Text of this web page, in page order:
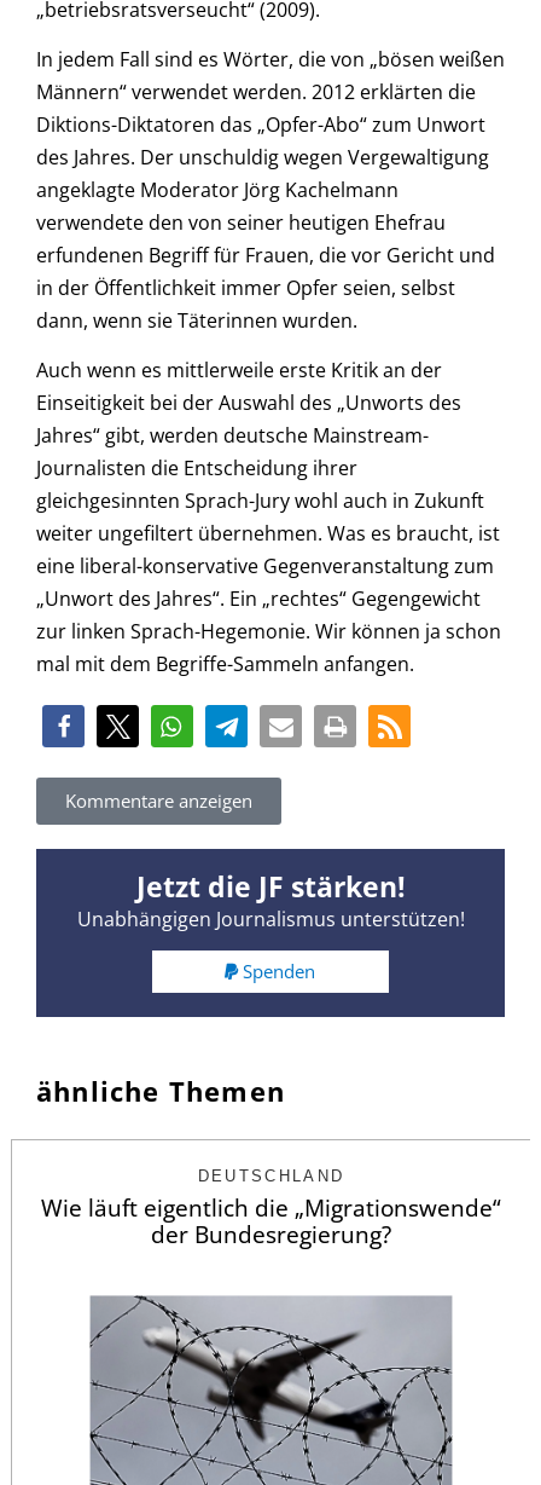
„betriebsratsverseucht“ (2009).
In jedem Fall sind es Wörter, die von „bösen weißen
Männern“ verwendet werden. 2012 erklärten die
Diktions-Diktatoren das „Opfer-Abo“ zum Unwort
des Jahres. Der unschuldig wegen Vergewaltigung
angeklagte Moderator Jörg Kachelmann
verwendete den von seiner heutigen Ehefrau
erfundenen Begriff für Frauen, die vor Gericht und
in der Öffentlichkeit immer Opfer seien, selbst
dann, wenn sie Täterinnen wurden.
Auch wenn es mittlerweile erste Kritik an der
Einseitigkeit bei der Auswahl des „Unworts des
Jahres“ gibt, werden deutsche Mainstream-
Journalisten die Entscheidung ihrer
gleichgesinnten Sprach-Jury wohl auch in Zukunft
weiter ungefiltert übernehmen. Was es braucht, ist
eine liberal-konservative Gegenveranstaltung zum
„Unwort des Jahres“. Ein „rechtes“ Gegengewicht
zur linken Sprach-Hegemonie. Wir können ja schon
mal mit dem Begriffe-Sammeln anfangen.
Kommentare anzeigen
Jetzt die JF stärken!
Unabhängigen Journalismus unterstützen!
Spenden
ähnliche Themen
DEUTSCHLAND
Wie läuft eigentlich die „Migrationswende“
der Bundesregierung?